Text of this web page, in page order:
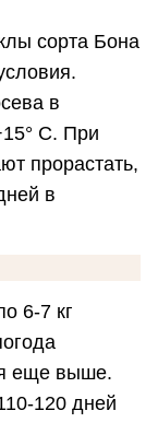
сорта Бона
в
С. При
прорастать,
в
6-7 кг
еще выше.
120 дней